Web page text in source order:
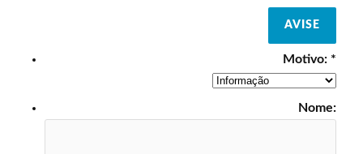
AVISE
Motivo: *
Nome: